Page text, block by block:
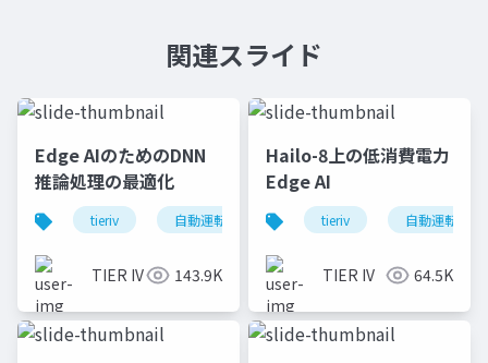
関連スライド
Edge AIのためのDNN
推論処理の最適化
tieriv 自動運転 computing tierivmeetup
TIER IV 143.9K
Hailo-8上の低消費電力
Edge AI
tieriv 自動運転
TIER IV 64.5K